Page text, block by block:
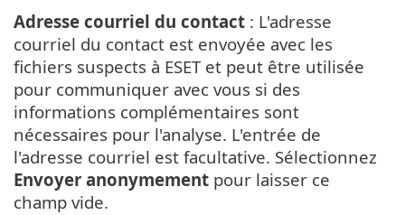
Adresse courriel du contact : L'adresse
courriel du contact est envoyée avec les
fichiers suspects à ESET et peut être utilisée
pour communiquer avec vous si des
informations complémentaires sont
nécessaires pour l'analyse. L'entrée de
l'adresse courriel est facultative. Sélectionnez
Envoyer anonymement pour laisser ce
champ vide.